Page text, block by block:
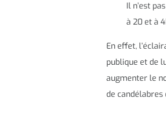
Il n’est
à 20 et à
En effet,
publique et de
augmenter le
de candélabres